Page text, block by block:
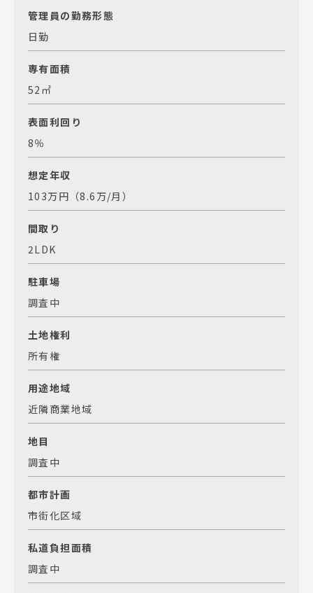
管理員の勤務形態
日勤
専有面積
52㎡
表面利回り
8％
想定年収
103万円（8.6万/月）
間取り
2LDK
駐車場
調査中
土地権利
所有権
用途地域
近隣商業地域
地目
調査中
都市計画
市街化区域
私道負担面積
調査中